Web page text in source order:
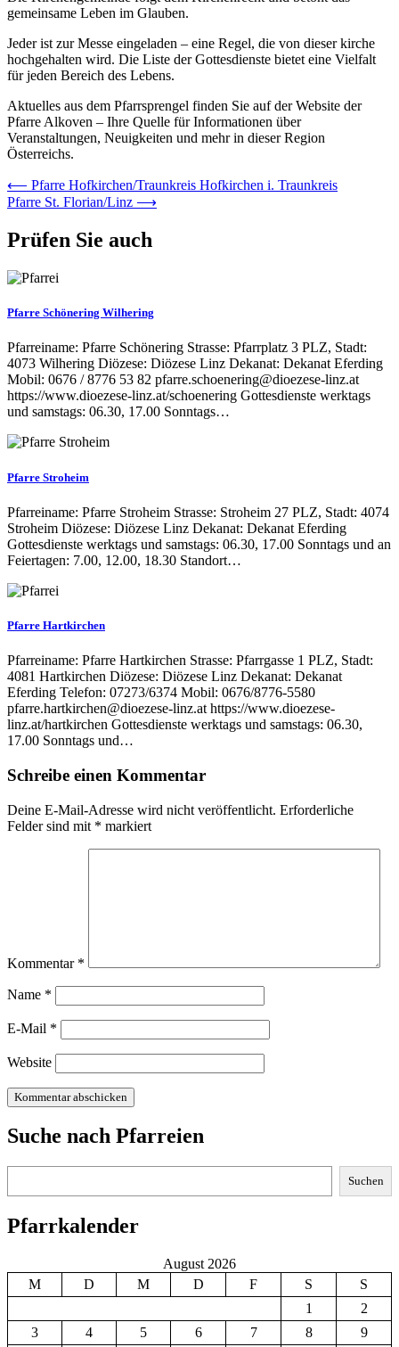
gemeinsame Leben im Glauben.
Jeder ist zur Messe eingeladen – eine Regel, die von dieser kirche
hochgehalten wird. Die Liste der Gottesdienste bietet eine Vielfalt
für jeden Bereich des Lebens.
Aktuelles aus dem Pfarrsprengel finden Sie auf der Website der
Pfarre Alkoven – Ihre Quelle für Informationen über
Veranstaltungen, Neuigkeiten und mehr in dieser Region
Österreichs.
Beitrags-
Navigation
⟵ Pfarre Hofkirchen/Traunkreis Hofkirchen i. Traunkreis
Pfarre St. Florian/Linz ⟶
Prüfen Sie auch
Pfarre Schönering Wilhering
Pfarreiname: Pfarre Schönering Strasse: Pfarrplatz 3 PLZ, Stadt:
4073 Wilhering Diözese: Diözese Linz Dekanat: Dekanat Eferding
Mobil: 0676 / 8776 53 82 pfarre.schoenering@dioezese-linz.at
https://www.dioezese-linz.at/schoenering Gottesdienste werktags
und samstags: 06.30, 17.00 Sonntags…
Pfarre Stroheim
Pfarreiname: Pfarre Stroheim Strasse: Stroheim 27 PLZ, Stadt: 4074
Stroheim Diözese: Diözese Linz Dekanat: Dekanat Eferding
Gottesdienste werktags und samstags: 06.30, 17.00 Sonntags und an
Feiertagen: 7.00, 12.00, 18.30 Standort…
Pfarre Hartkirchen
Pfarreiname: Pfarre Hartkirchen Strasse: Pfarrgasse 1 PLZ, Stadt:
4081 Hartkirchen Diözese: Diözese Linz Dekanat: Dekanat
Eferding Telefon: 07273/6374 Mobil: 0676/8776-5580
pfarre.hartkirchen@dioezese-linz.at https://www.dioezese-
linz.at/hartkirchen Gottesdienste werktags und samstags: 06.30,
17.00 Sonntags und…
Schreibe einen Kommentar
Deine E-Mail-Adresse wird nicht veröffentlicht. Erforderliche
Felder sind mit * markiert
Kommentar *
Name *
E-Mail *
Website
Suche nach Pfarreien
Suchen
Pfarrkalender
August 2026
M
D M D F S
S
1
2
3
4 5 6 7 8
9